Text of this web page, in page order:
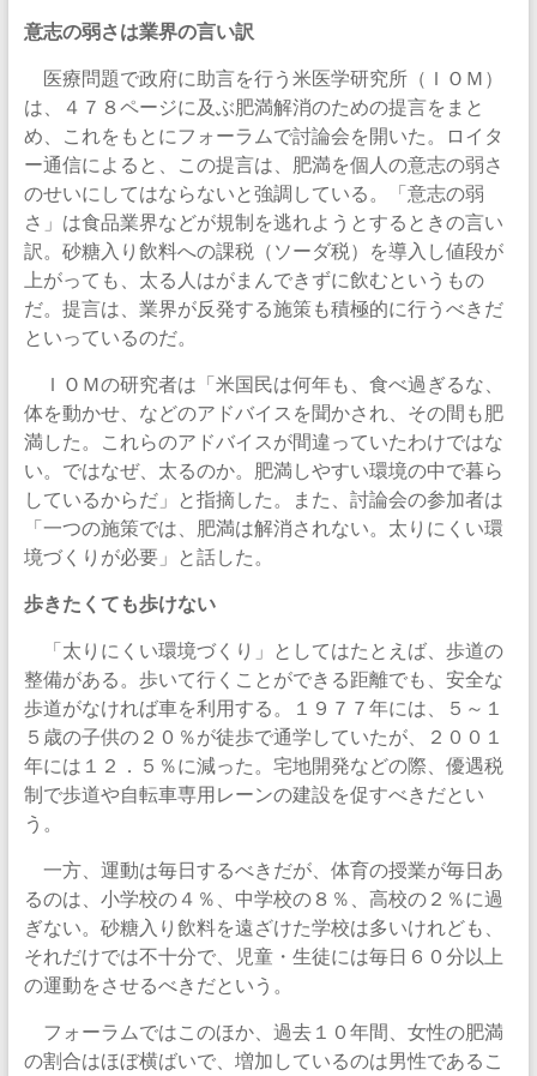
意志の弱さは業界の言い訳
医療問題で政府に助言を行う米医学研究所（ＩＯＭ）
は、４７８ページに及ぶ肥満解消のための提言をまと
め、これをもとにフォーラムで討論会を開いた。ロイタ
ー通信によると、この提言は、肥満を個人の意志の弱さ
のせいにしてはならないと強調している。「意志の弱
さ」は食品業界などが規制を逃れようとするときの言い
訳。砂糖入り飲料への課税（ソーダ税）を導入し値段が
上がっても、太る人はがまんできずに飲むというもの
だ。提言は、業界が反発する施策も積極的に行うべきだ
といっているのだ。
ＩＯＭの研究者は「米国民は何年も、食べ過ぎるな、
体を動かせ、などのアドバイスを聞かされ、その間も肥
満した。これらのアドバイスが間違っていたわけではな
い。ではなぜ、太るのか。肥満しやすい環境の中で暮ら
しているからだ」と指摘した。また、討論会の参加者は
「一つの施策では、肥満は解消されない。太りにくい環
境づくりが必要」と話した。
歩きたくても歩けない
「太りにくい環境づくり」としてはたとえば、歩道の
整備がある。歩いて行くことができる距離でも、安全な
歩道がなければ車を利用する。１９７７年には、５～１
５歳の子供の２０％が徒歩で通学していたが、２００１
年には１２．５％に減った。宅地開発などの際、優遇税
制で歩道や自転車専用レーンの建設を促すべきだとい
う。
一方、運動は毎日するべきだが、体育の授業が毎日あ
るのは、小学校の４％、中学校の８％、高校の２％に過
ぎない。砂糖入り飲料を遠ざけた学校は多いけれども、
それだけでは不十分で、児童・生徒には毎日６０分以上
の運動をさせるべきだという。
フォーラムではこのほか、過去１０年間、女性の肥満
の割合はほぼ横ばいで、増加しているのは男性であるこ